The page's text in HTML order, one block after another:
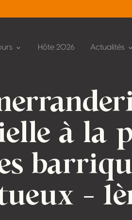
Hôte 2026 Actualités
à la
–